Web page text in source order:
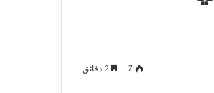
7
يعلن